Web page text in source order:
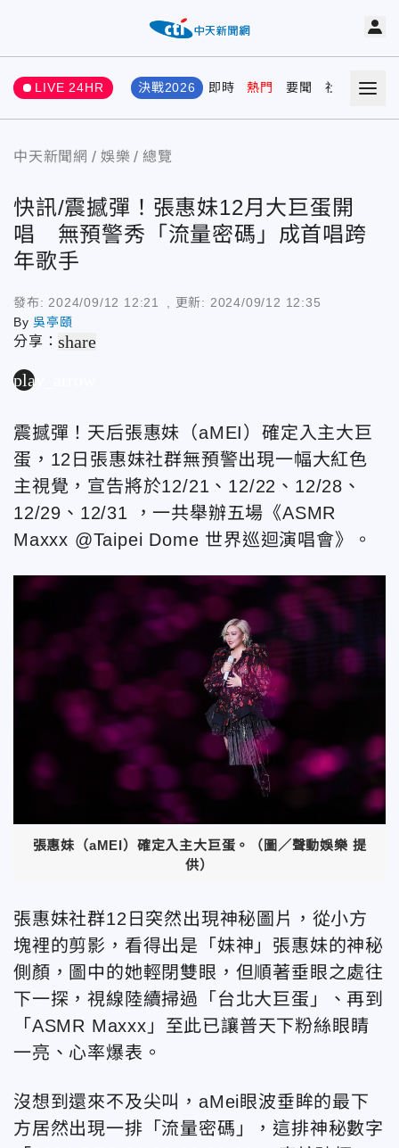
LIVE 24HR 決戰2026 即時 熱門 要聞 社會 娛樂
中天新聞網 娛樂 總覽
快訊/震撼彈！張惠妹12月大巨蛋開
唱 無預警秀「流量密碼」成首唱跨
年歌手
發布: 2024/09/12 12:21 , 更新: 2024/09/12 12:35
By吳亭頤
分享：share
play_arrow
震撼彈！天后張惠妹（aMEI）確定入主大巨
蛋，12日張惠妹社群無預警出現一幅大紅色
主視覺，宣告將於12/21、12/22、12/28、
12/29、12/31 ，一共舉辦五場《ASMR
Maxxx @Taipei Dome 世界巡迴演唱會》。
張惠妹（aMEI）確定入主大巨蛋。（圖／聲動娛樂 提
供）
張惠妹社群12日突然出現神秘圖片，從小方
塊裡的剪影，看得出是「妹神」張惠妹的神秘
側顏，圖中的她輕閉雙眼，但順著垂眼之處往
下一探，視線陸續掃過「台北大巨蛋」、再到
「ASMR Maxxx」至此已讓普天下粉絲眼睛
一亮、心率爆表。
沒想到還來不及尖叫，aMei眼波垂眸的最下
方居然出現一排「流量密碼」，這排神秘數字